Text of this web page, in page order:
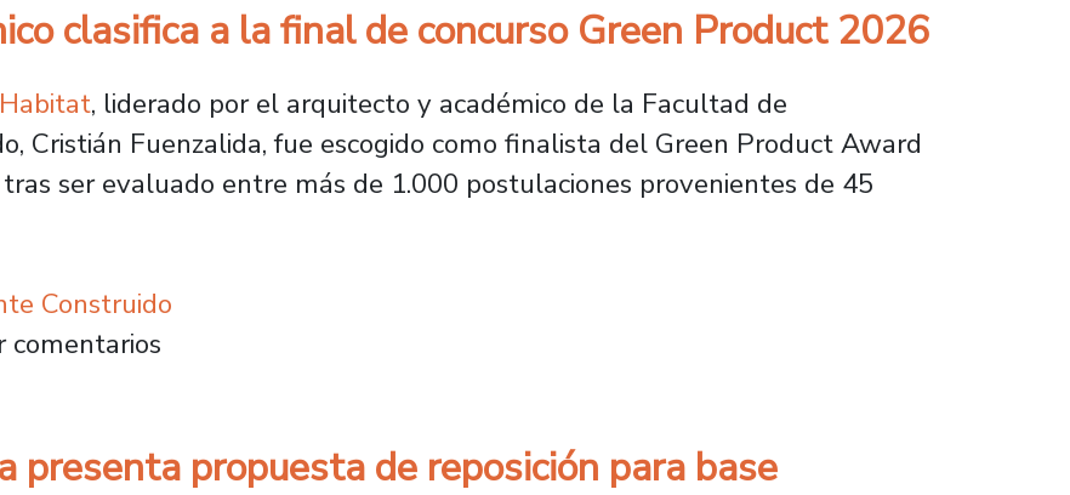
clasifica a la final de concurso Green Product 2026
, liderado por el arquitecto y académico de la Facultad de
Cristián Fuenzalida, fue escogido como finalista del Green Product Award
ser evaluado entre más de 1.000 postulaciones provenientes de 45
Construido
clasifica a la final de concurso Green Product 2026
comentarios
presenta propuesta de reposición para base